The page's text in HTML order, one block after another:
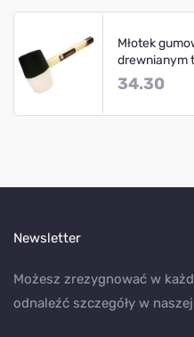
Młotek
drewnianym
34.30
Newsletter
Możesz zrezygnować w
odnaleźć szczegóły w